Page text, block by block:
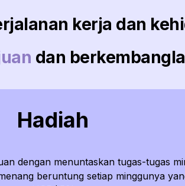
kerja dan
dan
Hadiah
dengan menuntaskan tugas-tugas
beruntung setiap minggunya